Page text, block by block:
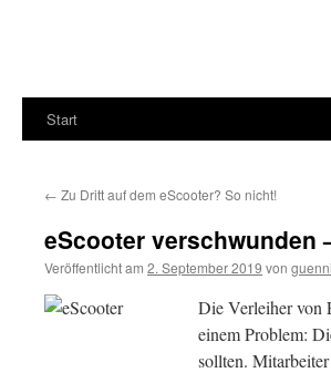
Start
← Zu Dritt auf dem eScooter? So nicht!
eScooter verschwunden
Veröffentlicht am 2. September 2019 von guenni
Die Verleiher von
einem Problem:
sollten.